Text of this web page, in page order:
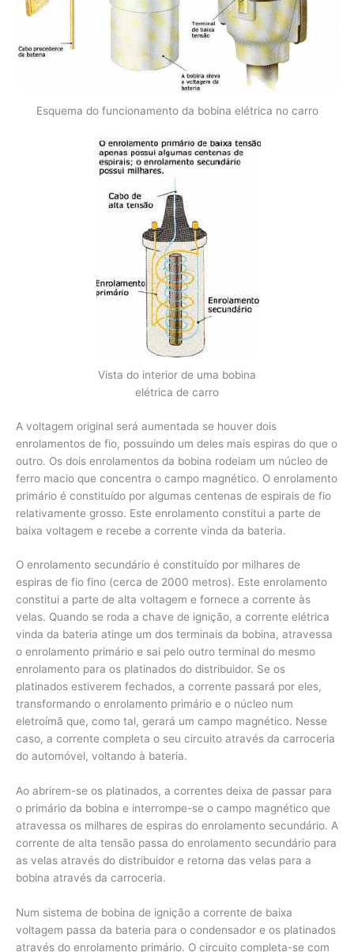
Esquema do funcionamento da bobina elétrica no carro
Vista do interior de uma bobina
elétrica de carro
A voltagem original será aumentada se houver dois
enrolamentos de fio, possuindo um deles mais espiras do que o
outro. Os dois enrolamentos da bobina rodeiam um núcleo de
ferro macio que concentra o campo magnético. O enrolamento
primário é constituído por algumas centenas de espirais de fio
relativamente grosso. Este enrolamento constitui a parte de
baixa voltagem e recebe a corrente vinda da bateria.
O enrolamento secundário é constituído por milhares de
espiras de fio fino (cerca de 2000 metros). Este enrolamento
constitui a parte de alta voltagem e fornece a corrente às
velas. Quando se roda a chave de ignição, a corrente elétrica
vinda da bateria atinge um dos terminais da bobina, atravessa
o enrolamento primário e sai pelo outro terminal do mesmo
enrolamento para os platinados do distribuidor. Se os
platinados estiverem fechados, a corrente passará por eles,
transformando o enrolamento primário e o núcleo num
eletroímã que, como tal, gerará um campo magnético. Nesse
caso, a corrente completa o seu circuito através da carroceria
do automóvel, voltando à bateria.
Ao abrirem-se os platinados, a correntes deixa de passar para
o primário da bobina e interrompe-se o campo magnético que
atravessa os milhares de espiras do enrolamento secundário. A
corrente de alta tensão passa do enrolamento secundário para
as velas através do distribuidor e retorna das velas para a
bobina através da carroceria.
Num sistema de bobina de ignição a corrente de baixa
voltagem passa da bateria para o condensador e os platinados
através do enrolamento primário. O circuito completa-se com